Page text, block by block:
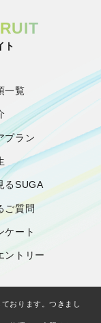
ト
一覧
プラン
るSUGA
ご質問
ケート
ントリー
おります。つきまし